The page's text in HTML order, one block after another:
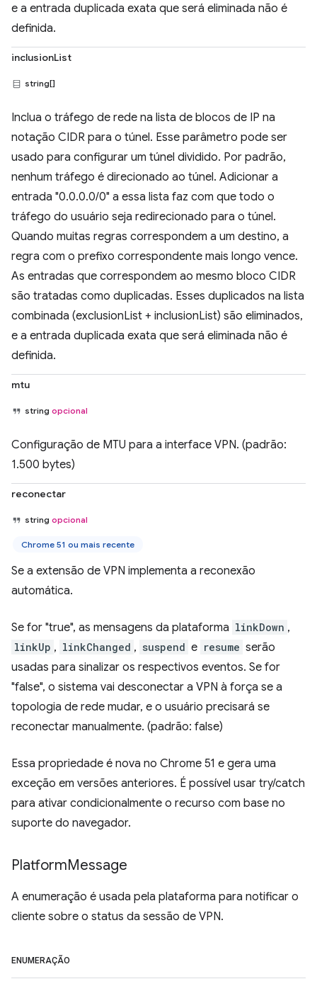
e a entrada duplicada exata que será eliminada não é
definida.
inclusionList
string[]
Inclua o tráfego de rede na lista de blocos de IP na
notação CIDR para o túnel. Esse parâmetro pode ser
usado para configurar um túnel dividido. Por padrão,
nenhum tráfego é direcionado ao túnel. Adicionar a
entrada "0.0.0.0/0" a essa lista faz com que todo o
tráfego do usuário seja redirecionado para o túnel.
Quando muitas regras correspondem a um destino, a
regra com o prefixo correspondente mais longo vence.
As entradas que correspondem ao mesmo bloco CIDR
são tratadas como duplicadas. Esses duplicados na lista
combinada (exclusionList + inclusionList) são eliminados,
e a entrada duplicada exata que será eliminada não é
definida.
mtu
string opcional
Configuração de MTU para a interface VPN. (padrão:
1.500 bytes)
reconectar
string opcional
Chrome 51 ou mais recente
Se a extensão de VPN implementa a reconexão
automática.
Se for "true", as mensagens da plataforma linkDown ,
linkUp , linkChanged , suspend e resume serão
usadas para sinalizar os respectivos eventos. Se for
"false", o sistema vai desconectar a VPN à força se a
topologia de rede mudar, e o usuário precisará se
reconectar manualmente. (padrão: false)
Essa propriedade é nova no Chrome 51 e gera uma
exceção em versões anteriores. É possível usar try/catch
para ativar condicionalmente o recurso com base no
suporte do navegador.
PlatformMessage
A enumeração é usada pela plataforma para notificar o
cliente sobre o status da sessão de VPN.
ENUMERAÇÃO